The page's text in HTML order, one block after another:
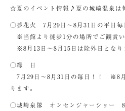
☆夏のイベント情報♪夏の城崎温泉は
◯夢花火 7月29日～8月31日の平日毎
※当館より徒歩1分の場所でご観賞い
※8月13日～8月15日は除外日となり
◯縁 日
7月29日～8月31日の毎日！！ ※8月
ります。
◯城崎泉隊 オンセンジャーショー 8